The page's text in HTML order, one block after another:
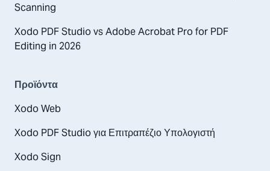
Scanning
Xodo PDF Studio vs Adobe Acrobat Pro for PDF
Editing in 2026
Προϊόντα
Xodo Web
Xodo PDF Studio για Επιτραπέζιο Υπολογιστή
Xodo Sign